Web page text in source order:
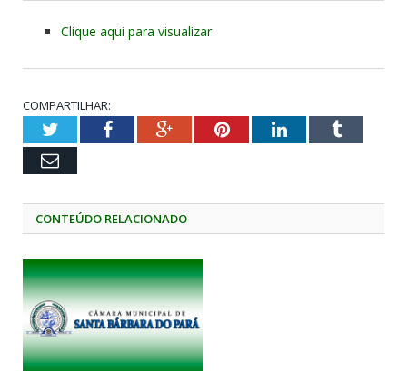
Clique aqui para visualizar
COMPARTILHAR:
TwitterFacebookGoogle+PinterestLinkedInTumblr
Email
CONTEÚDO RELACIONADO